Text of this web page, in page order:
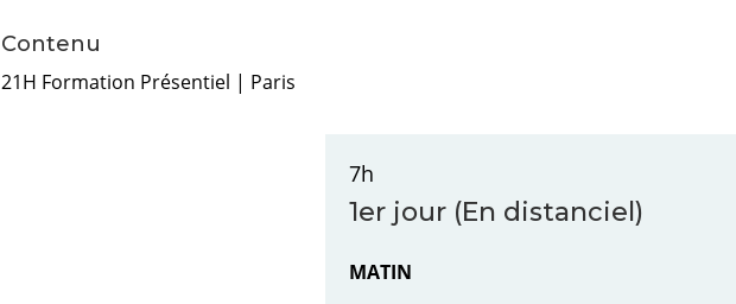
Contenu
21H Formation Présentiel | Paris
7h
1er jour (En distanciel)
MATIN